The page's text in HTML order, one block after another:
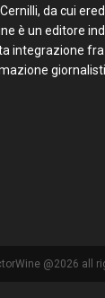
da cui
è un editore
integrazione
@2026 all